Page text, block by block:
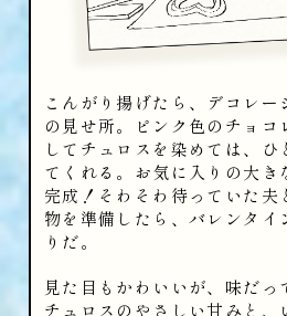
こんがり揚げたら、デコレー
の見せ所。ピンク色のチョコ
してチュロスを染めては、ひ
てくれる。お気に入りの大き
完成！そわそわ待っていた夫
物を準備したら、バレンタイ
りだ。
見た目もかわいいが、味だっ
チュロスのやさしい甘みと、